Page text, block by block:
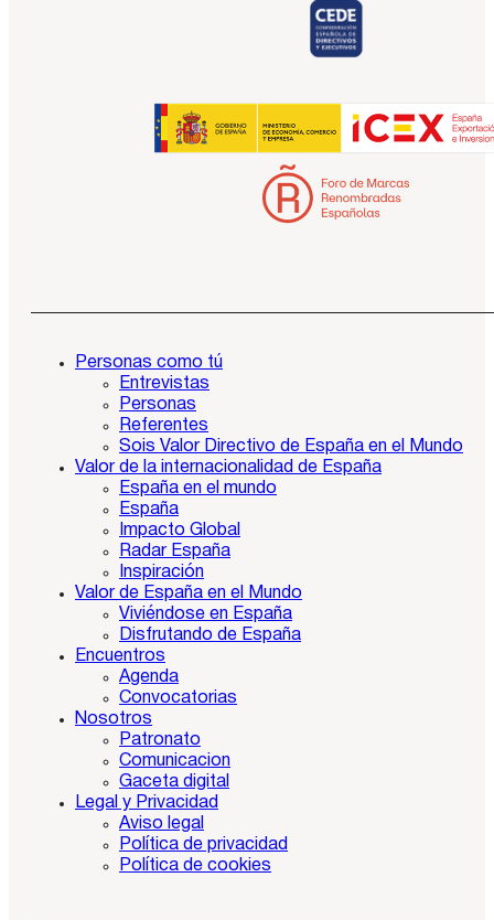
Personas como tú
Entrevistas
Personas
Referentes
Sois Valor Directivo de España en el Mundo
Valor de la internacionalidad de España
España en el mundo
España
Impacto Global
Radar España
Inspiración
Valor de España en el Mundo
Viviéndose en España
Disfrutando de España
Encuentros
Agenda
Convocatorias
Nosotros
Patronato
Comunicacion
Gaceta digital
Legal y Privacidad
Aviso legal
Política de privacidad
Política de cookies